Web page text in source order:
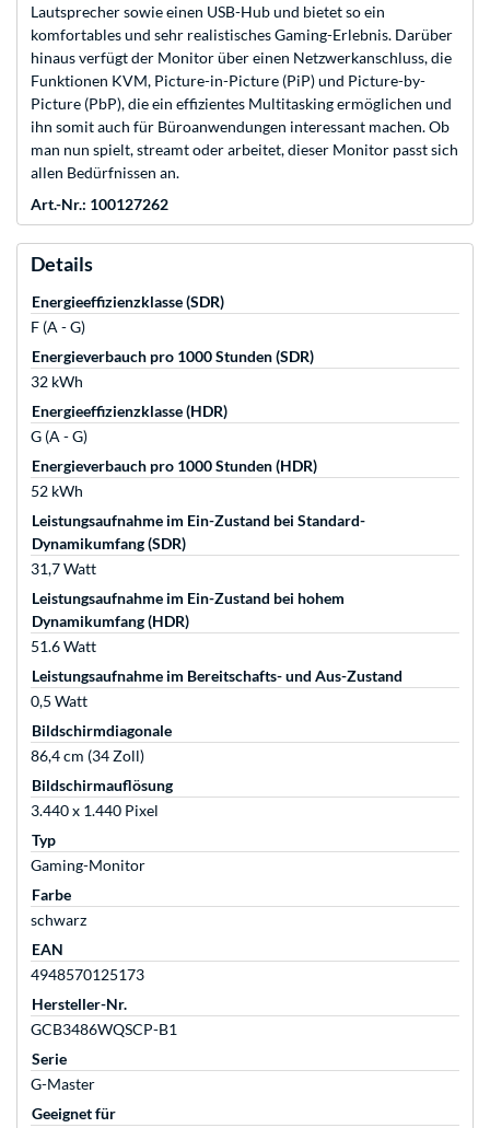
Lautsprecher sowie einen USB-Hub und bietet so ein
komfortables und sehr realistisches Gaming-Erlebnis. Darüber
hinaus verfügt der Monitor über einen Netzwerkanschluss, die
Funktionen KVM, Picture-in-Picture (PiP) und Picture-by-
Picture (PbP), die ein effizientes Multitasking ermöglichen und
ihn somit auch für Büroanwendungen interessant machen. Ob
man nun spielt, streamt oder arbeitet, dieser Monitor passt sich
allen Bedürfnissen an.
Art.-Nr.: 100127262
Details
Energieeffizienzklasse (SDR)
F (A - G)
Energieverbauch pro 1000 Stunden (SDR)
32 kWh
Energieeffizienzklasse (HDR)
G (A - G)
Energieverbauch pro 1000 Stunden (HDR)
52 kWh
Leistungsaufnahme im Ein-Zustand bei Standard-
Dynamikumfang (SDR)
31,7 Watt
Leistungsaufnahme im Ein-Zustand bei hohem
Dynamikumfang (HDR)
51.6 Watt
Leistungsaufnahme im Bereitschafts- und Aus-Zustand
0,5 Watt
Bildschirmdiagonale
86,4 cm (34 Zoll)
Bildschirmauflösung
3.440 x 1.440 Pixel
Typ
Gaming-Monitor
Farbe
schwarz
EAN
4948570125173
Hersteller-Nr.
GCB3486WQSCP-B1
Serie
G-Master
Geeignet für